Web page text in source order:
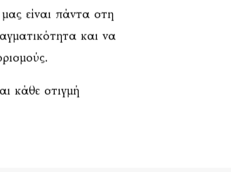
είναι πάντα στη
και να
κάθε στιγμή